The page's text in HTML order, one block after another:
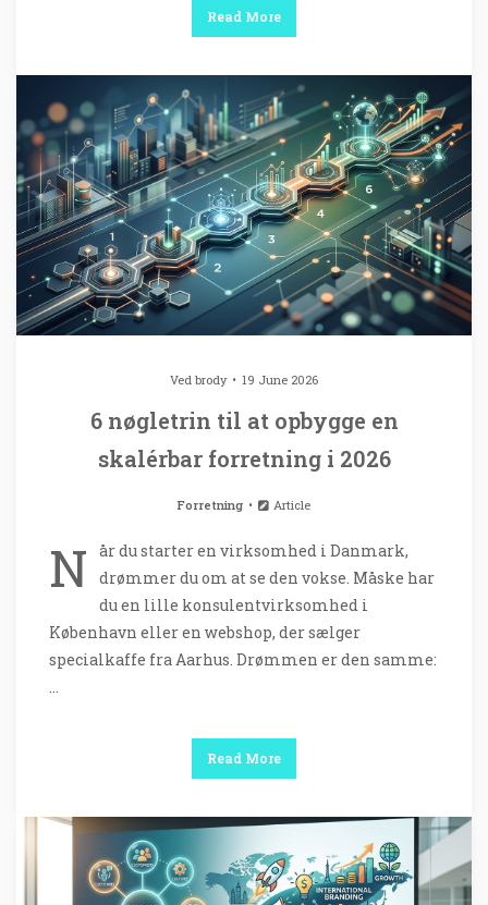
Read More
Ved brody 19 June 2026
6 nøgletrin til at opbygge en
skalérbar forretning i 2026
Forretning Article
N
år du starter en virksomhed i Danmark,
drømmer du om at se den vokse. Måske har
du en lille konsulentvirksomhed i
København eller en webshop, der sælger
specialkaffe fra Aarhus. Drømmen er den samme:
…
Read More